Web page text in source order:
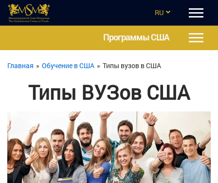
RU
EN
CZ
ES
TR
Программы США
Главная » Обучение в США » Типы вузов в США
Типы ВУЗов США